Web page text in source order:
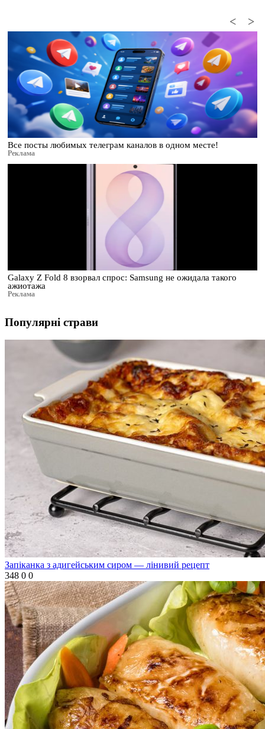
>
<
Все посты любимых телеграм каналов в одном месте!
Реклама
Galaxy Z Fold 8 взорвал спрос: Samsung не ожидала такого
ажиотажа
Реклама
Популярні страви
Запіканка з адигейським сиром — лінивий рецепт
348 0 0